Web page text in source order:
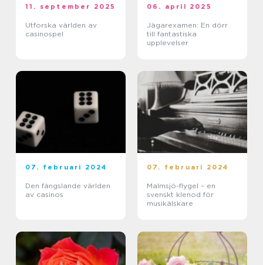
11. september 2025
Utforska världen av
casinospel
06. april 2025
Jägarexamen: En dörr
till fantastiska
upplevelser
07. februari 2024
Den fängslande världen
av casinos
07. februari 2024
Malmsjö-flygel – en
svenskt klenod för
musikälskare